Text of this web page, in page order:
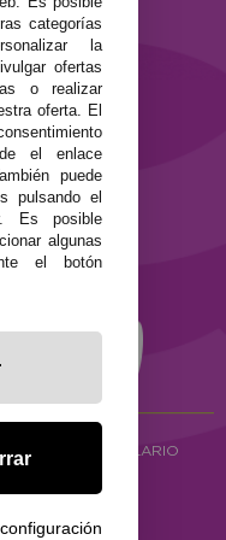
de uso
Y HERBOLARIO
categorías
la
ofertas
o realizar
oferta. El
el enlace
puede
pulsando el
Es posible
algunas
el botón